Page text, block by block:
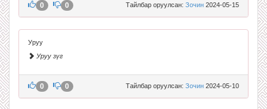
Тайлбар оруулсан: Зочин 2024-05-15
0 0
Уруу
Уруу зүг
Тайлбар оруулсан: Зочин 2024-05-10
0 0